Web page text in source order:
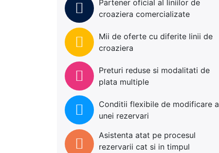
Partener oficial al liniilor de
croaziera comercializate
Mii de oferte cu diferite linii de
croaziera
Preturi reduse si modalitati de
plata multiple
Conditii flexibile de modificare a
unei rezervari
Asistenta atat pe procesul
rezervarii cat si in timpul